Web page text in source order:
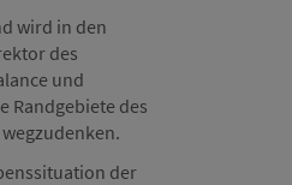
wird in den
des
und
Randgebiete des
der